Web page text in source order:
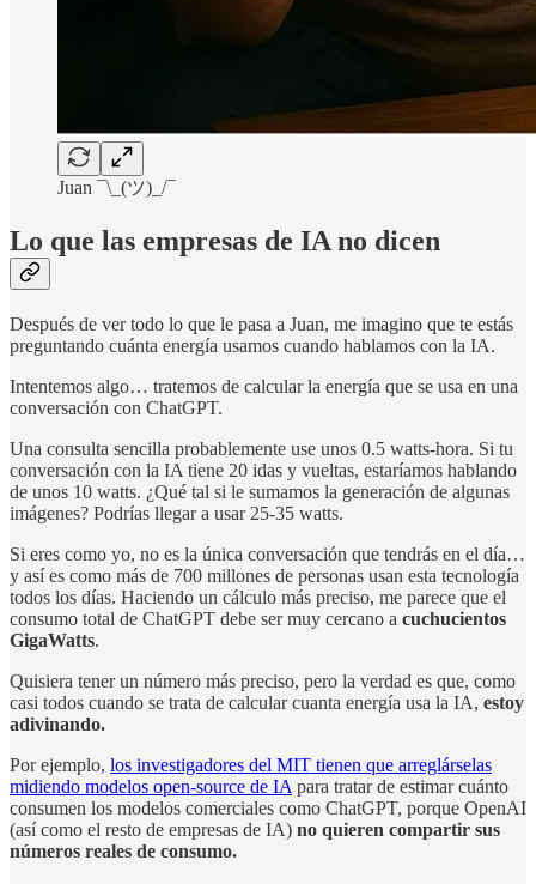
Juan ¯\_(ツ)_/¯
Lo que las empresas de IA no dicen
Después de ver todo lo que le pasa a Juan, me imagino que te estás
preguntando cuánta energía usamos cuando hablamos con la IA.
Intentemos algo… tratemos de calcular la energía que se usa en una
conversación con ChatGPT.
Una consulta sencilla probablemente use unos 0.5 watts-hora. Si tu
conversación con la IA tiene 20 idas y vueltas, estaríamos hablando
de unos 10 watts. ¿Qué tal si le sumamos la generación de algunas
imágenes? Podrías llegar a usar 25-35 watts.
Si eres como yo, no es la única conversación que tendrás en el día…
y así es como más de 700 millones de personas usan esta tecnología
todos los días. Haciendo un cálculo más preciso, me parece que el
consumo total de ChatGPT debe ser muy cercano a cuchucientos
GigaWatts.
Quisiera tener un número más preciso, pero la verdad es que, como
casi todos cuando se trata de calcular cuanta energía usa la IA, estoy
adivinando.
Por ejemplo, los investigadores del MIT tienen que arreglárselas
midiendo modelos open-source de IA para tratar de estimar cuánto
consumen los modelos comerciales como ChatGPT, porque OpenAI
(así como el resto de empresas de IA) no quieren compartir sus
números reales de consumo.